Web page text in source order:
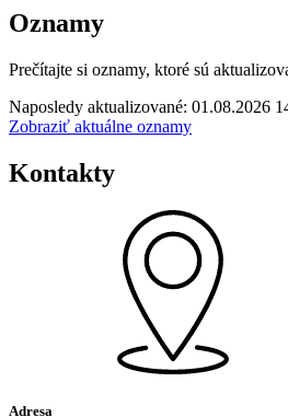
Oznamy
Prečítajte si oznamy, ktoré sú
Naposledy aktualizované: 01.08.2026
Zobraziť aktuálne oznamy
Kontakty
Adresa